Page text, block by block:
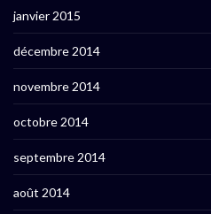
janvier 2015
décembre 2014
novembre 2014
octobre 2014
septembre 2014
août 2014